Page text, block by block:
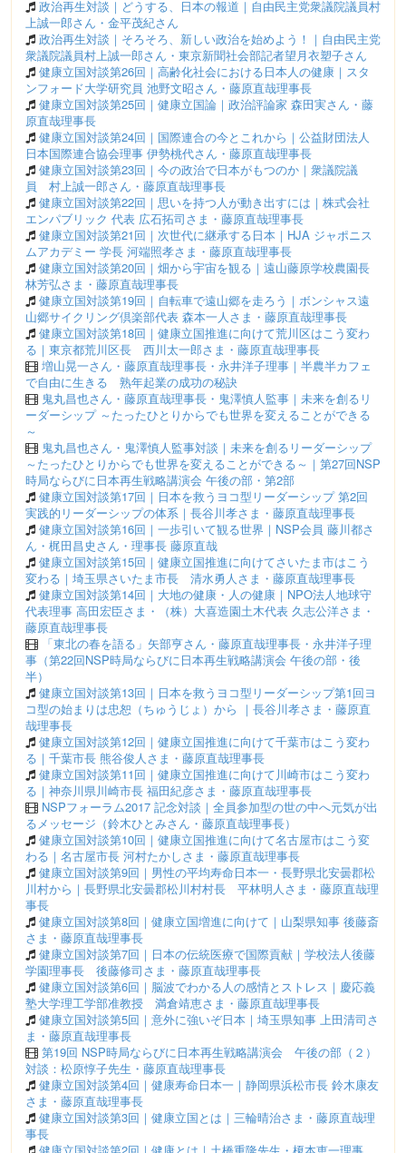
政治再生対談｜どうする、日本の報道｜自由民主党衆議院議員村
上誠一郎さん・金平茂紀さん
政治再生対談｜そろそろ、新しい政治を始めよう！｜自由民主党
衆議院議員村上誠一郎さん・東京新聞社会部記者望月衣塑子さん
健康立国対談第26回｜高齢化社会における日本人の健康｜スタ
ンフォード大学研究員 池野文昭さん・藤原直哉理事長
健康立国対談第25回｜健康立国論｜政治評論家 森田実さん・藤
原直哉理事長
健康立国対談第24回｜国際連合の今とこれから｜公益財団法人
日本国際連合協会理事 伊勢桃代さん・藤原直哉理事長
健康立国対談第23回｜今の政治で日本がもつのか｜衆議院議
員 村上誠一郎さん・藤原直哉理事長
健康立国対談第22回｜思いを持つ人が動き出すには｜株式会社
エンパブリック 代表 広石拓司さま・藤原直哉理事長
健康立国対談第21回｜次世代に継承する日本｜HJA ジャポニス
ムアカデミー 学長 河端照孝さま・藤原直哉理事長
健康立国対談第20回｜畑から宇宙を観る｜遠山藤原学校農園長
林芳弘さま・藤原直哉理事長
健康立国対談第19回｜自転車で遠山郷を走ろう｜ボンシャス遠
山郷サイクリング倶楽部代表 森本一人さま・藤原直哉理事長
健康立国対談第18回｜健康立国推進に向けて荒川区はこう変わ
る｜東京都荒川区長 西川太一郎さま・藤原直哉理事長
増山晃一さん・藤原直哉理事長・永井洋子理事｜半農半カフェ
で自由に生きる 熟年起業の成功の秘訣
鬼丸昌也さん・藤原直哉理事長・鬼澤慎人監事｜未来を創るリ
ーダーシップ ～たったひとりからでも世界を変えることができる
～
鬼丸昌也さん・鬼澤慎人監事対談｜未来を創るリーダーシップ
～たったひとりからでも世界を変えることができる～｜第27回NSP
時局ならびに日本再生戦略講演会 午後の部・第2部
健康立国対談第17回｜日本を救うヨコ型リーダーシップ 第2回
実践的リーダーシップの体系｜長谷川孝さま・藤原直哉理事長
健康立国対談第16回｜一歩引いて観る世界｜NSP会員 藤川都さ
ん・梶田昌史さん・理事長 藤原直哉
健康立国対談第15回｜健康立国推進に向けてさいたま市はこう
変わる｜埼玉県さいたま市長 清水勇人さま・藤原直哉理事長
健康立国対談第14回｜大地の健康・人の健康｜NPO法人地球守
代表理事 高田宏臣さま・（株）大喜造園土木代表 久志公洋さま・
藤原直哉理事長
「東北の春を語る」矢部亨さん・藤原直哉理事長・永井洋子理
事（第22回NSP時局ならびに日本再生戦略講演会 午後の部・後
半）
健康立国対談第13回｜日本を救うヨコ型リーダーシップ第1回ヨ
コ型の始まりは忠恕（ちゅうじょ）から ｜長谷川孝さま・藤原直
哉理事長
健康立国対談第12回｜健康立国推進に向けて千葉市はこう変わ
る｜千葉市長 熊谷俊人さま・藤原直哉理事長
健康立国対談第11回｜健康立国推進に向けて川崎市はこう変わ
る｜神奈川県川崎市長 福田紀彦さま・藤原直哉理事長
NSPフォーラム2017 記念対談｜全員参加型の世の中へ元気が出
るメッセージ（鈴木ひとみさん・藤原直哉理事長）
健康立国対談第10回｜健康立国推進に向けて名古屋市はこう変
わる｜名古屋市長 河村たかしさま・藤原直哉理事長
健康立国対談第9回｜男性の平均寿命日本一・長野県北安曇郡松
川村から｜長野県北安曇郡松川村村長 平林明人さま・藤原直哉理
事長
健康立国対談第8回｜健康立国増進に向けて｜山梨県知事 後藤斎
さま・藤原直哉理事長
健康立国対談第7回｜日本の伝統医療で国際貢献｜学校法人後藤
学園理事長 後藤修司さま・藤原直哉理事長
健康立国対談第6回｜脳波でわかる人の感情とストレス｜慶応義
塾大学理工学部准教授 満倉靖恵さま・藤原直哉理事長
健康立国対談第5回｜意外に強いぞ日本｜埼玉県知事 上田清司さ
ま・藤原直哉理事長
第19回 NSP時局ならびに日本再生戦略講演会 午後の部（２）
対談：松原惇子先生・藤原直哉理事長
健康立国対談第4回｜健康寿命日本一｜静岡県浜松市長 鈴木康友
さま・藤原直哉理事長
健康立国対談第3回｜健康立国とは｜三輪晴治さま・藤原直哉理
事長